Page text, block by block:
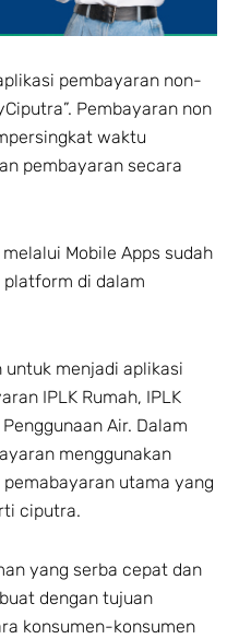
pembayaran non-
Pembayaran non
waktu
pembayaran secara
Mobile Apps sudah
platform di dalam
menjadi aplikasi
IPLK Rumah, IPLK
Air. Dalam
menggunakan
utama yang
ciputra.
yang serba cepat dan
dengan tujuan
konsumen-konsumen